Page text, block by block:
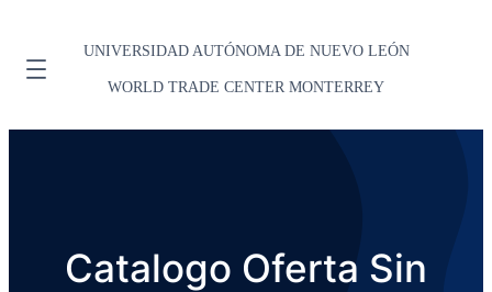
UNIVERSIDAD AUTÓNOMA DE NUEVO LEÓN
WORLD TRADE CENTER MONTERREY
Catalogo Oferta Sin